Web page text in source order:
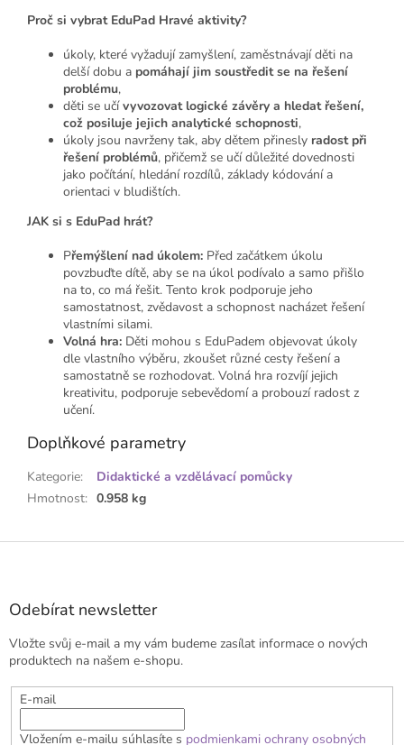
Proč si vybrat EduPad Hravé aktivity?
úkoly, které vyžadují zamyšlení, zaměstnávají děti na
delší dobu a pomáhají jim soustředit se na řešení
problému,
děti se učívyvozovat logické závěry a hledat řešení,
což posiluje jejich analytické schopnosti,
úkoly jsou navrženy tak, aby dětem přinesly radost při
řešení problémů, přičemž se učí důležité dovednosti
jako počítání, hledání rozdílů, základy kódování a
orientaci v bludištích.
JAK si s EduPad hrát?
Přemýšlení nad úkolem: Před začátkem úkolu
povzbuďte dítě, aby se na úkol podívalo a samo přišlo
na to, co má řešit. Tento krok podporuje jeho
samostatnost, zvědavost a schopnost nacházet řešení
vlastními silami.
Volná hra: Děti mohou s EduPadem objevovat úkoly
dle vlastního výběru, zkoušet různé cesty řešení a
samostatně se rozhodovat. Volná hra rozvíjí jejich
kreativitu, podporuje sebevědomí a probouzí radost z
učení.
Doplňkové parametry
Kategorie:
Didaktické a vzdělávací pomůcky
Hmotnost: 0.958 kg
Z
Odebírat newsletter
Vložte svůj e-mail a my vám budeme zasílat informace o nových
produktech na našem e-shopu.
E-mail
Vložením e-mailu súhlasíte s podmienkami ochrany osobných